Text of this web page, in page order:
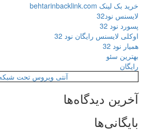
خرید بک لینک behtarinbacklink.com
لایسنس نود32
پسورد نود 32
اوکلی لایسنس رایگان نود 32
همیار نود 32
بهترین سئو
رایگان
آنتی ویروس تحت شبکه
آخرین دیدگاه‌ها
بایگانی‌ها